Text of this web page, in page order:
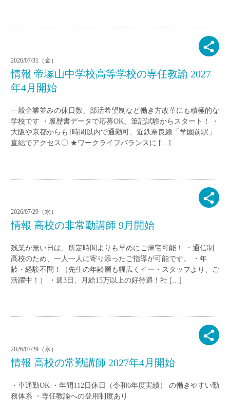
2026/07/31（金）
情報 帝塚山中学校高等学校の専任教諭 2027
年4月開始
一般企業並みの休日数、部活希望制など働き方改革にも積極的な
学校です ・履歴書データで応募OK、筆記試験からスタート！ ・
大阪や京都からも1時間以内で通勤可、近鉄奈良線「学園前駅」
直結でアクセス〇 ★ワークライフバランスに […]
2026/07/29（水）
情報 高校の非常勤講師 9月開始
残業が無い日は、所定時間よりも早めにご帰宅可能！ ・通信制
高校のため、一人一人に寄り添ったご指導が可能です。 ・年
齢・経験不問！（先生の年齢層も幅広くイー・スタッフより、ご
活躍中！） ・週3日、月給15万以上の好待遇！社 […]
2026/07/29（水）
情報 高校の常勤講師 2027年4月開始
・車通勤OK ・年間112日休⽇（令和6年度実績） の働きやすい勤
務体系 ・専任教諭への登用制度あり